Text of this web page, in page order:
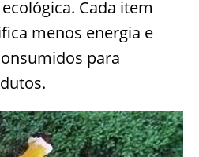
Cada item
menos energia e
para